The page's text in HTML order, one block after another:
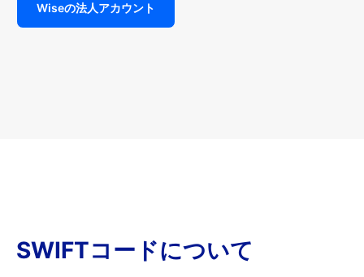
Wiseの法人アカウント
SWIFTコードについて